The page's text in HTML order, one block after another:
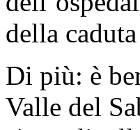
della
Di più: è
Valle del